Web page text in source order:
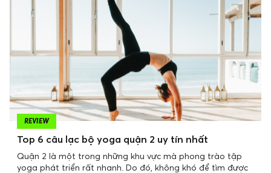
REVIEW
Top 6 câu lạc bộ yoga quận 2 uy tín nhất
Quận 2 là một trong những khu vực mà phong trào tập
yoga phát triển rất nhanh. Do đó, không khó để tìm được